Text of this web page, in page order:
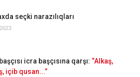
seçki narazılıqları
icra başçısına qarşı: “Alkaş,
içib qusan...”